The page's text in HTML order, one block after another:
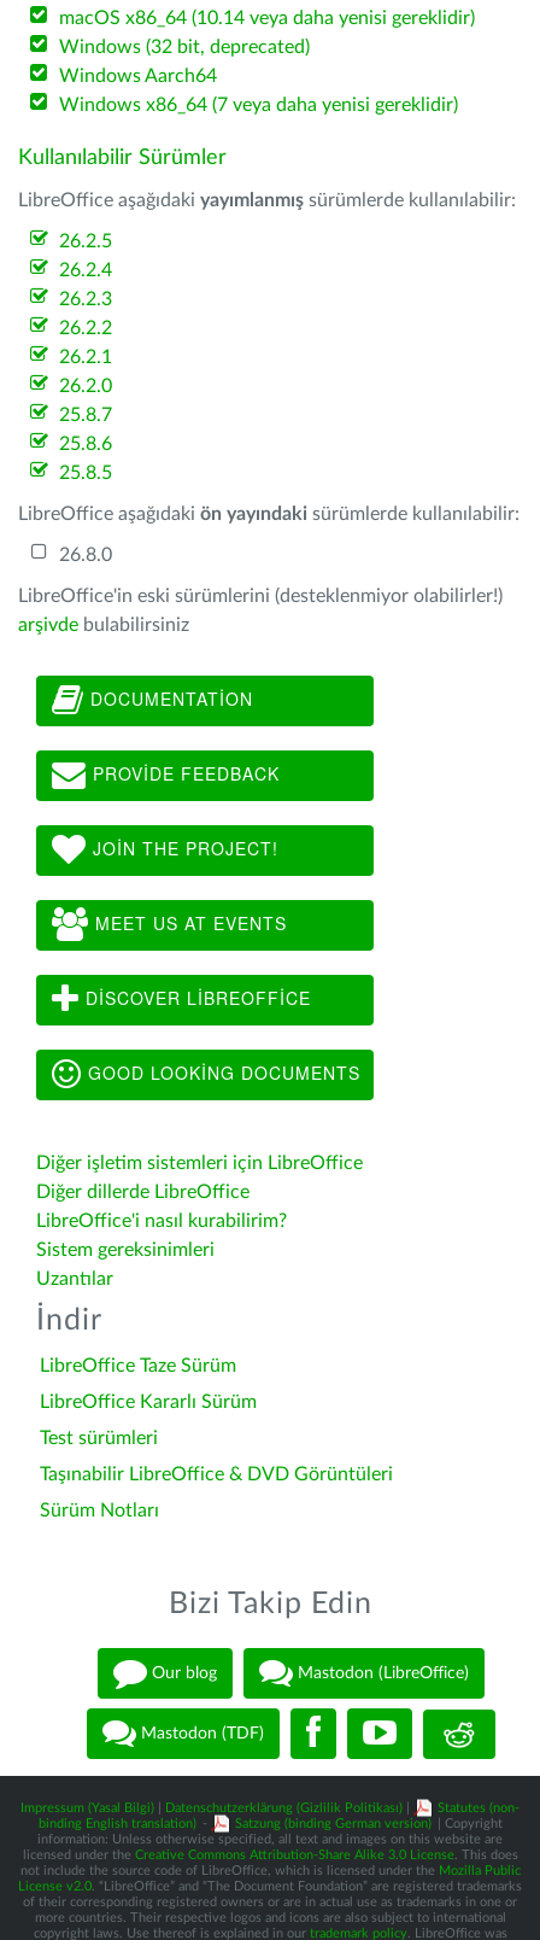
macOS x86_64 (10.14 veya daha yenisi gereklidir)
Windows (32 bit, deprecated)
Windows Aarch64
Windows x86_64 (7 veya daha yenisi gereklidir)
Kullanılabilir Sürümler
LibreOffice aşağıdaki yayımlanmış sürümlerde kullanılabilir:
26.2.5
26.2.4
26.2.3
26.2.2
26.2.1
26.2.0
25.8.7
25.8.6
25.8.5
LibreOffice aşağıdaki ön yayındaki sürümlerde kullanılabilir:
26.8.0
LibreOffice'in eski sürümlerini (desteklenmiyor olabilirler!)
arşivde bulabilirsiniz
DOCUMENTATION
PROVIDE FEEDBACK
JOIN THE PROJECT!
MEET US AT EVENTS
DISCOVER LIBREOFFICE
GOOD LOOKING DOCUMENTS
Diğer işletim sistemleri için LibreOffice
Diğer dillerde LibreOffice
LibreOffice'i nasıl kurabilirim?
Sistem gereksinimleri
Uzantılar
İndir
LibreOffice Taze Sürüm
LibreOffice Kararlı Sürüm
Test sürümleri
Taşınabilir LibreOffice & DVD Görüntüleri
Sürüm Notları
Bizi Takip Edin
Our blog Mastodon (LibreOffice)
Mastodon (TDF)
Impressum (Yasal Bilgi) Datenschutzerklärung (Gizlilik Politikası)
Statutes (non-
binding English translation) - Satzung (binding German version)
| Copyright
information: Unless otherwise specified, all text and images on this website are
licensed under the Creative Commons Attribution-Share Alike 3.0 License. This does
not include the source code of LibreOffice, which is licensed under the Mozilla Public
License v2.0 . “LibreOffice” and “The Document Foundation” are registered trademarks
of their corresponding registered owners or are in actual use as trademarks in one or
more countries. Their respective logos and icons are also subject to international
copyright laws. Use thereof is explained in our trademark policy. LibreOffice was